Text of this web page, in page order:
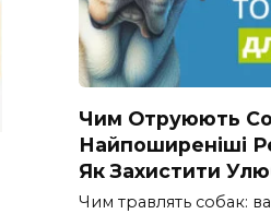
Чим Отруюють
Найпоширеніші
Як Захистити
Чим травлять собак: